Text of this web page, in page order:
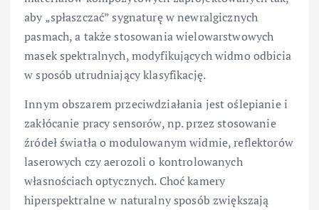
aby „spłaszczać” sygnaturę w newralgicznych
pasmach, a także stosowania wielowarstwowych
masek spektralnych, modyfikujących widmo odbicia
w sposób utrudniający klasyfikację.
Innym obszarem przeciwdziałania jest oślepianie i
zakłócanie pracy sensorów, np. przez stosowanie
źródeł światła o modulowanym widmie, reflektorów
laserowych czy aerozoli o kontrolowanych
własnościach optycznych. Choć kamery
hiperspektralne w naturalny sposób zwiększają